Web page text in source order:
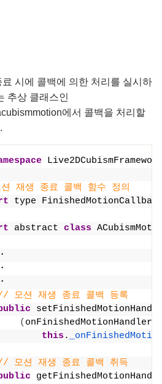
시에 콜백에 의한 처리를 실시하
추상 클래스인
에서 콜백을 처리할
재생 종료 콜백 함수 정의
type
abstract class
모션 재생 종료 콜백 등록
(
this .
모션 재생 종료 콜백 취득